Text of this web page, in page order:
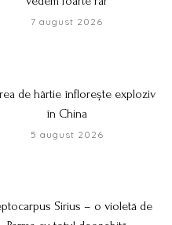
7 august 2026
de hârtie înflorește exploziv
în China
5 august 2026
Sirius – o violetă de